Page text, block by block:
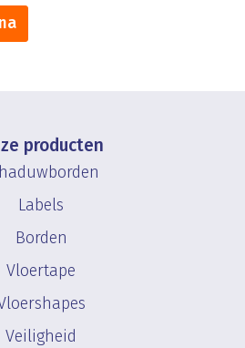
producten
Labels
Borden
Vloertape
Veiligheid